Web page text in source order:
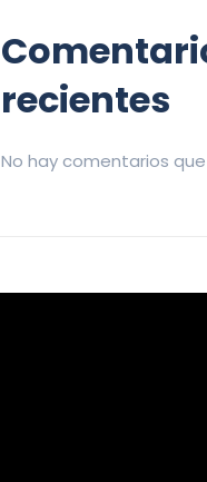
recientes
No hay comentarios